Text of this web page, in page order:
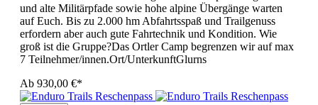
und alte Militärpfade sowie hohe alpine Übergänge warten
auf Euch. Bis zu 2.000 hm Abfahrtsspaß und Trailgenuss
erfordern aber auch gute Fahrtechnik und Kondition. Wie
groß ist die Gruppe?Das Ortler Camp begrenzen wir auf max
7 Teilnehmer/innen.Ort/UnterkunftGlurns
Ab 930,00 €*